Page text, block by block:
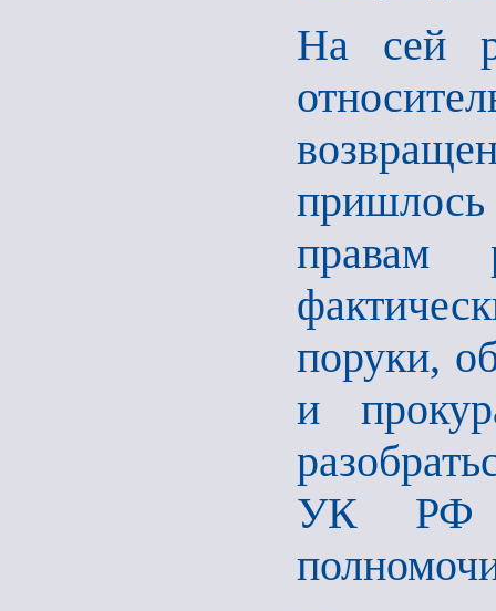
На сей
пришлось
правам
поруки,
и
УК РФ